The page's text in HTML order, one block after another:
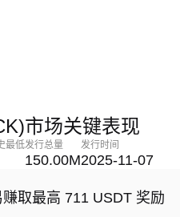
市场关键表现
最低发行总量
150.00M
发行时间
2025-11-07
取最高 711 USDT 奖励